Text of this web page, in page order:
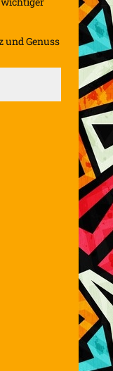
und Genuss